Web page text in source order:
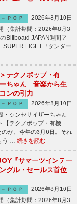
－ＰＯＰ
2026年8月10日
集計期間：2026年8月3
Billboard JAPAN週間ア
SUPER EIGHT『ダンダー
テクノポップ・有
ちゃん 音楽から生
ンの引力
－ＰＯＰ
2026年8月10日
シンセサイザーちゃん
テクノポップ・有機・
が、今年の3月6日。それ
う … 続きを読む
『サマーツインテー
グル・セールス首位
－ＰＯＰ
2026年8月10日
集計期間：2026年8月3